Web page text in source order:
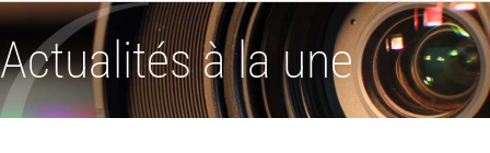
Actualités à la une